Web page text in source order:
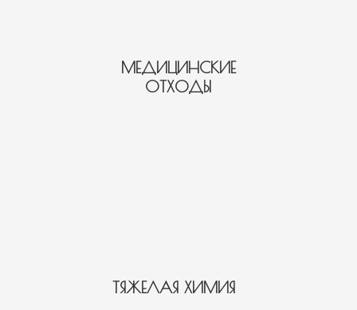
МЕДИЦИНСКИЕ
ОТХОДЫ
ТЯЖЕЛАЯ ХИМИЯ